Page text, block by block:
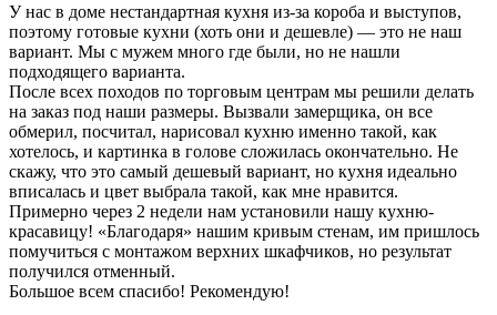
У нас в доме нестандартная кухня из-за короба и выступов,
поэтому готовые кухни (хоть они и дешевле) — это не наш
вариант. Мы с мужем много где были, но не нашли
подходящего варианта.
После всех походов по торговым центрам мы решили делать
на заказ под наши размеры. Вызвали замерщика, он все
обмерил, посчитал, нарисовал кухню именно такой, как
хотелось, и картинка в голове сложилась окончательно. Не
скажу, что это самый дешевый вариант, но кухня идеально
вписалась и цвет выбрала такой, как мне нравится.
Примерно через 2 недели нам установили нашу кухню-
красавицу! «Благодаря» нашим кривым стенам, им пришлось
помучиться с монтажом верхних шкафчиков, но результат
получился отменный.
Большое всем спасибо! Рекомендую!